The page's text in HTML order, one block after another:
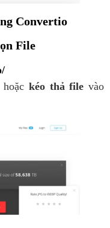
Convertio
File
kéo thả file vào